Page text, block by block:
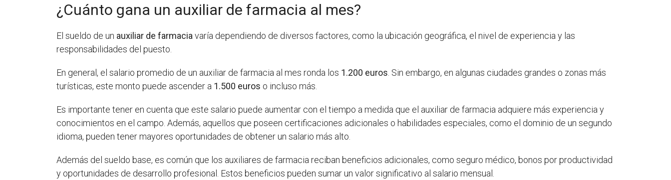
¿Cuánto gana un auxiliar de farmacia al mes?
El sueldo de un auxiliar de farmacia varía dependiendo de diversos factores, como la ubicación geográfica, el nivel de experiencia y las
responsabilidades del puesto.
En general, el salario promedio de un auxiliar de farmacia al mes ronda los 1.200 euros . Sin embargo, en algunas ciudades grandes o zonas más
turísticas, este monto puede ascender a 1.500 euros o incluso más.
Es importante tener en cuenta que este salario puede aumentar con el tiempo a medida que el auxiliar de farmacia adquiere más experiencia y
conocimientos en el campo. Además, aquellos que poseen certificaciones adicionales o habilidades especiales, como el dominio de un segundo
idioma, pueden tener mayores oportunidades de obtener un salario más alto.
Además del sueldo base, es común que los auxiliares de farmacia reciban beneficios adicionales, como seguro médico, bonos por productividad
y oportunidades de desarrollo profesional. Estos beneficios pueden sumar un valor significativo al salario mensual.